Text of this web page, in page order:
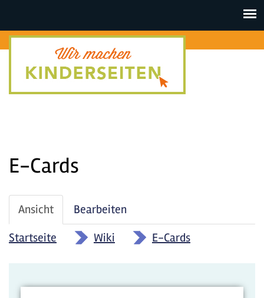
Toggle
E-Cards
Haupt-
Reiter
Ansicht (aktiver
Reiter)
Bearbeiten
Startseite
» Wiki » E-Cards